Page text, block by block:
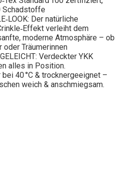
Schadstoffe
Der natürliche
verleiht dem
moderne Atmosphäre – ob
Träumerinnen
Verdeckter YKK
alles in Position.
40 °C & trocknergeeignet –
weich & anschmiegsam.